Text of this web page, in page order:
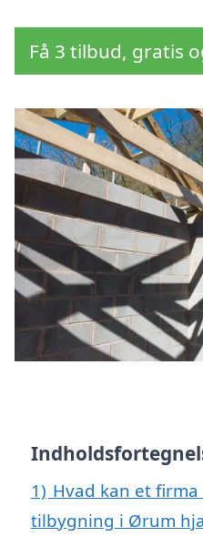
Få 3 tilbud, gratis
1) Hvad kan et
tilbygning i Ørum